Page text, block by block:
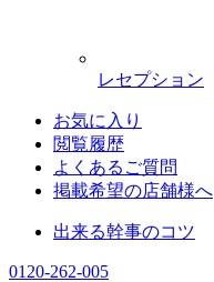
レセプション
お気に入り
閲覧履歴
よくあるご質問
掲載希望の店舗様へ
出来る幹事のコツ
0120-262-005